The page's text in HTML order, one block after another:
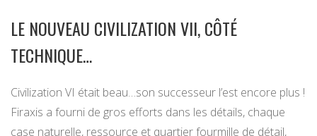
LE NOUVEAU CIVILIZATION VII, CÔTÉ
TECHNIQUE…
Civilization VI était beau…son successeur l’est encore plus !
Firaxis a fourni de gros efforts dans les détails, chaque
case naturelle, ressource et quartier fourmille de détail,